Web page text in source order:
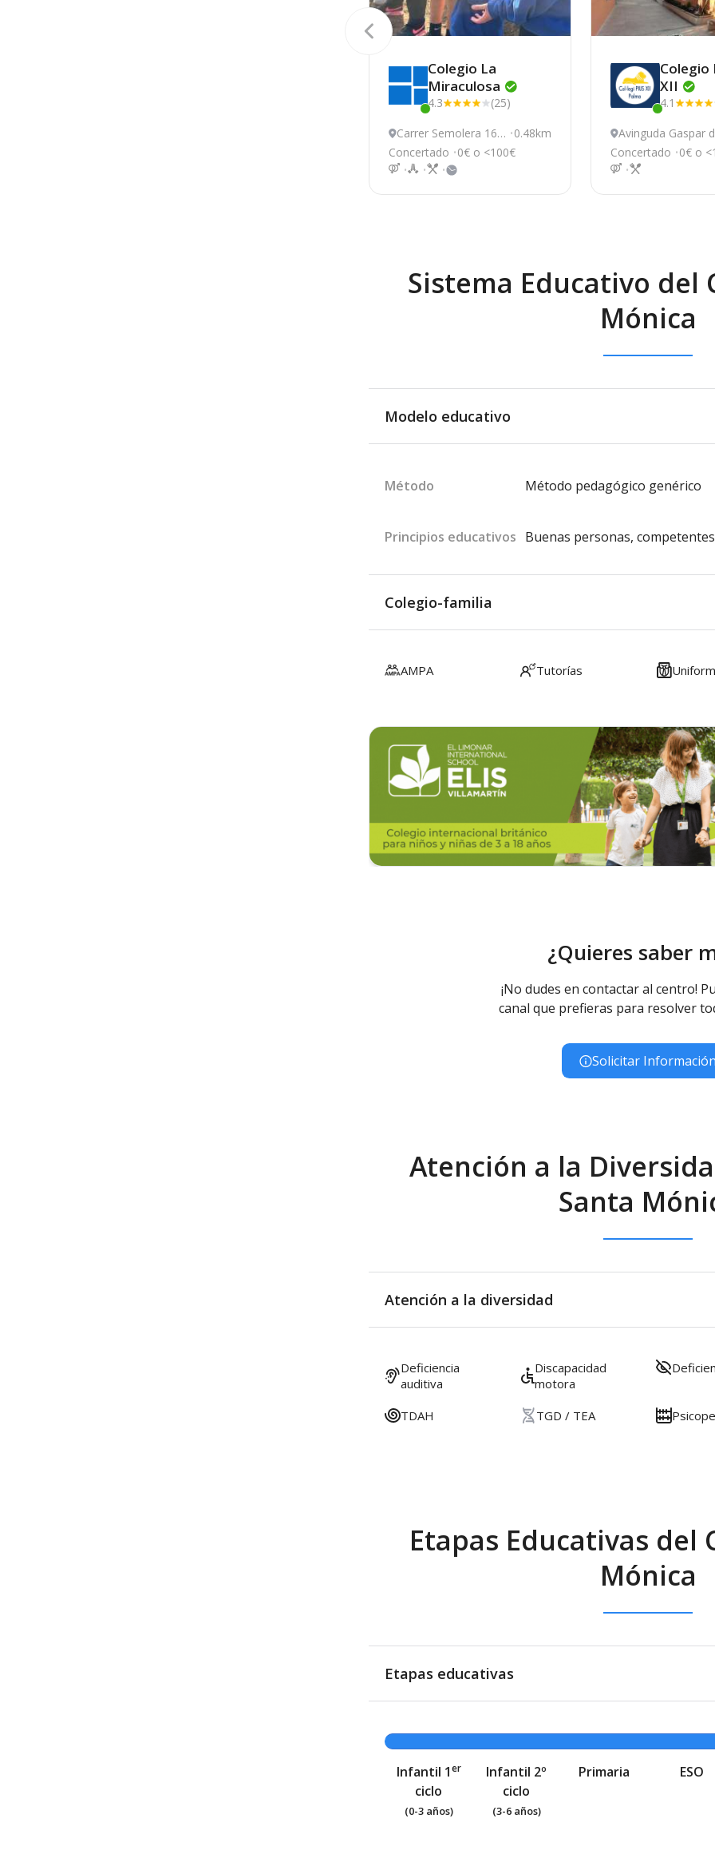
Colegio La
Miraculosa
4.3
(25)
Carrer Semolera 16,
Palma De Mallorca
0.48km
Concertado
0€ o <100€
Colegio
XII
4.1
Avinguda Gaspar
ennazar 33,
Mallorca
Concertado
0€ o
Sistema Educativo del
Mónica
Modelo educativo
Método Método pedagógico genérico
Principios educativos Buenas personas,
Colegio-familia
AMPA Tutorías
¿Quieres saber
¡No dudes en contactar al centro!
canal que prefieras para resolver
Solicitar Información
Atención a la
Santa
Atención a la diversidad
Deficiencia
auditiva
Discapacidad
motora
TDAH
TGD / TEA
Etapas Educativas del
Mónica
Etapas educativas
Infantil 1er
ciclo
(0-3 años)
Infantil 2º
ciclo
(3-6 años)
Primaria ESO